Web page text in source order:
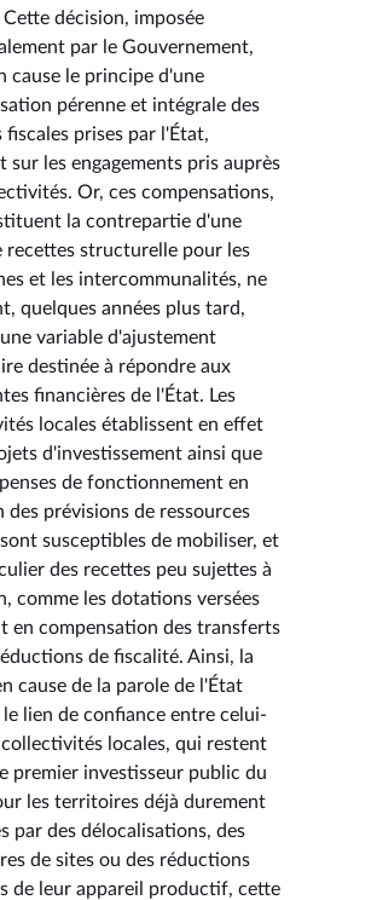
décision, imposée
par le Gouvernement,
cause le principe d'une
pérenne et intégrale des
fiscales prises par l'État,
sur les engagements pris auprès
Or, ces compensations,
la contrepartie d'une
recettes structurelle pour les
et les intercommunalités, ne
quelques années plus tard,
variable d'ajustement
destinée à répondre aux
financières de l'État. Les
locales établissent en effet
d'investissement ainsi que
de fonctionnement en
prévisions de ressources
susceptibles de mobiliser, et
des recettes peu sujettes à
comme les dotations versées
en compensation des transferts
de fiscalité. Ainsi, la
cause de la parole de l'État
lien de confiance entre celui-
locales, qui restent
premier investisseur public du
les territoires déjà durement
par des délocalisations, des
de sites ou des réductions
de leur appareil productif, cette